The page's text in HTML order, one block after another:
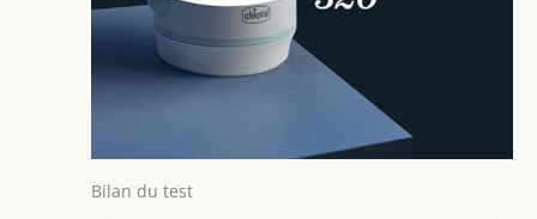
Bilan du test